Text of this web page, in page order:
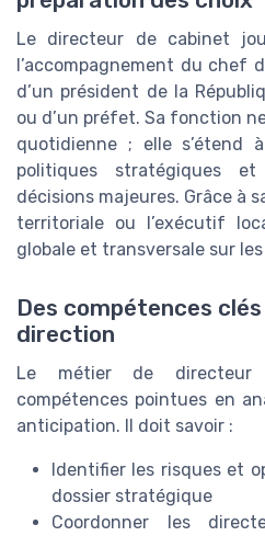
Le directeur de cabinet
l’accompagnement du chef
d’un président de la
ou d’un préfet. Sa fonction
quotidienne ; elle
politiques stratégiques
décisions majeures. Grâce à
territoriale ou l’exécutif
globale et transversale sur
Des compétences
direction
Le métier de directeur
compétences pointues en
anticipation. Il doit savoir :
Identifier les risques et
dossier stratégique
Coordonner les